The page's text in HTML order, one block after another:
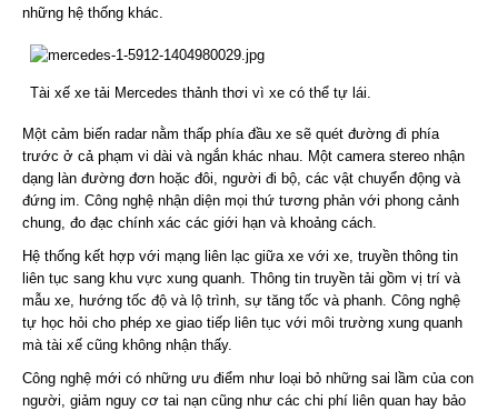
những hệ thống khác.
Tài xế xe tải Mercedes thảnh thơi vì xe có thể tự lái.
Một cảm biến radar nằm thấp phía đầu xe sẽ quét đường đi phía
trước ở cả phạm vi dài và ngắn khác nhau. Một camera stereo nhận
dạng làn đường đơn hoặc đôi, người đi bộ, các vật chuyển động và
đứng im. Công nghệ nhận diện mọi thứ tương phản với phong cảnh
chung, đo đạc chính xác các giới hạn và khoảng cách.
Hệ thống kết hợp với mạng liên lạc giữa xe với xe, truyền thông tin
liên tục sang khu vực xung quanh. Thông tin truyền tải gồm vị trí và
mẫu xe, hướng tốc độ và lộ trình, sự tăng tốc và phanh. Công nghệ
tự học hỏi cho phép xe giao tiếp liên tục với môi trường xung quanh
mà tài xế cũng không nhận thấy.
Công nghệ mới có những ưu điểm như loại bỏ những sai lầm của con
người, giảm nguy cơ tai nạn cũng như các chi phí liên quan hay bảo